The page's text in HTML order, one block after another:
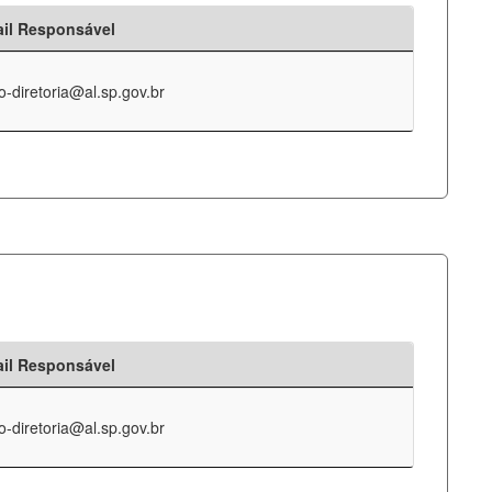
Responsável
diretoria@al.sp.gov.br
Responsável
diretoria@al.sp.gov.br